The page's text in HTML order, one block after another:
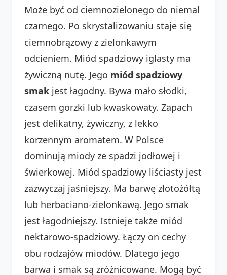
Może być od ciemnozielonego do niemal
czarnego. Po skrystalizowaniu staje się
ciemnobrązowy z zielonkawym
odcieniem. Miód spadziowy iglasty ma
żywiczną nutę. Jego miód spadziowy
smak jest łagodny. Bywa mało słodki,
czasem gorzki lub kwaskowaty. Zapach
jest delikatny, żywiczny, z lekko
korzennym aromatem. W Polsce
dominują miody ze spadzi jodłowej i
świerkowej. Miód spadziowy liściasty jest
zazwyczaj jaśniejszy. Ma barwę złotożółtą
lub herbaciano-zielonkawą. Jego smak
jest łagodniejszy. Istnieje także miód
nektarowo-spadziowy. Łączy on cechy
obu rodzajów miodów. Dlatego jego
barwa i smak są zróżnicowane. Mogą być